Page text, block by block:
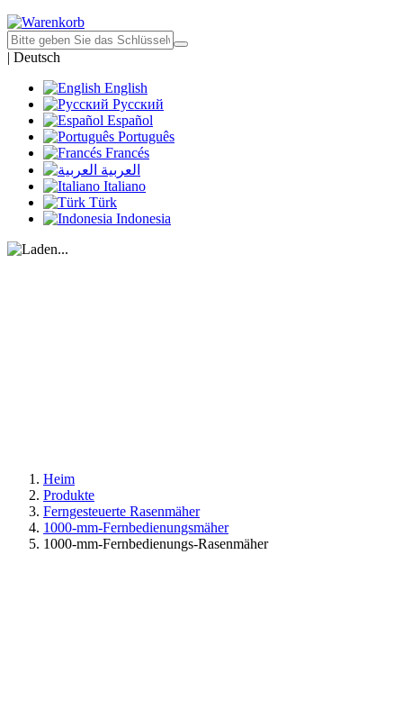
| Deutsch
English
Русский
Español
Português
Francés
العربية
Italiano
Türk
Indonesia
Heim
Produkte
Ferngesteuerte Rasenmäher
1000-mm-Fernbedienungsmäher
1000-mm-Fernbedienungs-Rasenmäher